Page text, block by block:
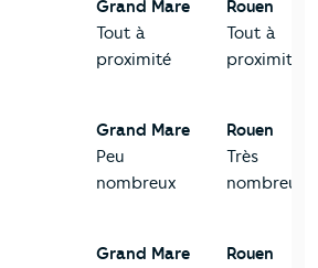
Grand Mare
Tout à
proximité
Rouen
Tout à
proximité
Grand Mare
Peu
nombreux
Rouen
Très
nombreux
Grand Mare
Rouen